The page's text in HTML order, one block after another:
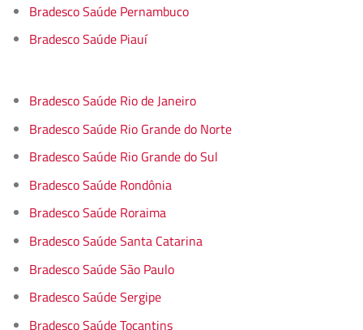
Bradesco Saúde Pernambuco
Bradesco Saúde Piauí
Bradesco Saúde Rio de Janeiro
Bradesco Saúde Rio Grande do Norte
Bradesco Saúde Rio Grande do Sul
Bradesco Saúde Rondônia
Bradesco Saúde Roraima
Bradesco Saúde Santa Catarina
Bradesco Saúde São Paulo
Bradesco Saúde Sergipe
Bradesco Saúde Tocantins